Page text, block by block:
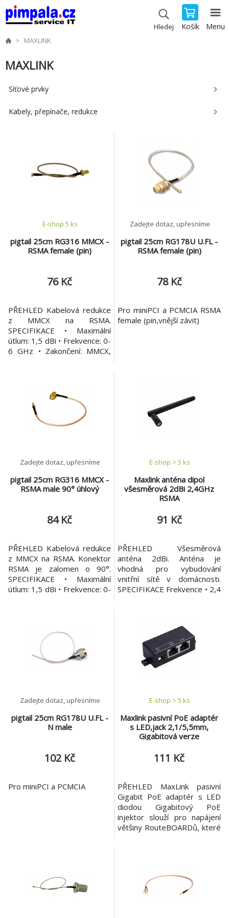
Hledej Košík Menu
MAXLINK
MAXLINK
Síťové prvky
Kabely, přepínače, redukce
pigtail 25cm RG316 MMCX -
RSMA female (pin)
E-shop 5 ks
76 Kč
PŘEHLED Kabelová redukce
z MMCX na RSMA.
SPECIFIKACE • Maximální
útlum: 1,5 dBi • Frekvence: 0-
6 GHz • Zakončení: MMCX,
pigtail 25cm RG178U U.FL -
RSMA female (pin)
Zadejte dotaz, upřesníme
78 Kč
Pro miniPCI a PCMCIA RSMA
female (pin,vnější závit)
pigtail 25cm RG316 MMCX -
RSMA male 90° úhlový
Zadejte dotaz, upřesníme
84 Kč
PŘEHLED Kabelová redukce
z MMCX na RSMA. Konektor
RSMA je zalomen o 90°.
SPECIFIKACE • Maximální
útlum: 1,5 dBi • Frekvence: 0-
Celková velikost: 260 mm•
Hmotnost: 0,1 kg
Maxlink anténa dipol
všesměrová 2dBi 2,4GHz
RSMA
E-shop > 5 ks
91 Kč
PŘEHLED Všesměrová
anténa 2dBi. Anténa je
vhodná pro vybudování
vnitřní sítě v domácnosti.
SPECIFIKACE Frekvence • 2,4
• RSMA male VSWR • < 1,5
Impedance • 50 ? Předozadní
poměr • > 30 dB Rozměry •
120 x ? 8 mm
pigtail 25cm RG178U U.FL -
N male
Zadejte dotaz, upřesníme
102 Kč
Pro miniPCI a PCMCIA
Maxlink pasivní PoE adaptér
s LED,jack 2,1/5,5mm,
Gigabitová verze
E-shop > 5 ks
111 Kč
PŘEHLED MaxLink pasivní
Gigabit PoE adaptér s LED
diodou Gigabitový PoE
injektor slouží pro napájení
většiny RouteBOARDů, které
je dodáván se standardním
napájecím konektorem o